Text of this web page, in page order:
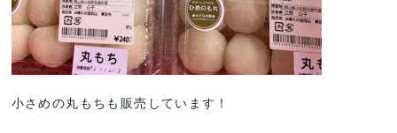
小さめの丸もちも販売しています！